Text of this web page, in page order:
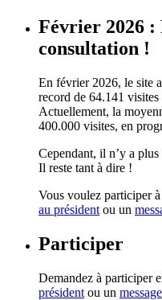
Février 2026 :
consultation !
En février 2026, le site
record de 64.141
Actuellement, la
400.000 visites, en
Cependant, il n’y a
Il reste tant à dire !
Vous voulez participer
au président ou un
Participer
Demandez à participer
président ou un